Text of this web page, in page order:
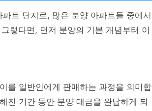
트 단지로, 많은 분양 아파트들 중에서
렇다면, 먼저 분양의 기본 개념부터 이
를 일반인에게 판매하는 과정을 의미합
진 기간 동안 분양 대금을 완납하게 되